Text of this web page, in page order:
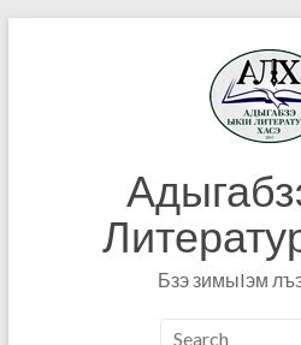
Бзэ зимыIэм